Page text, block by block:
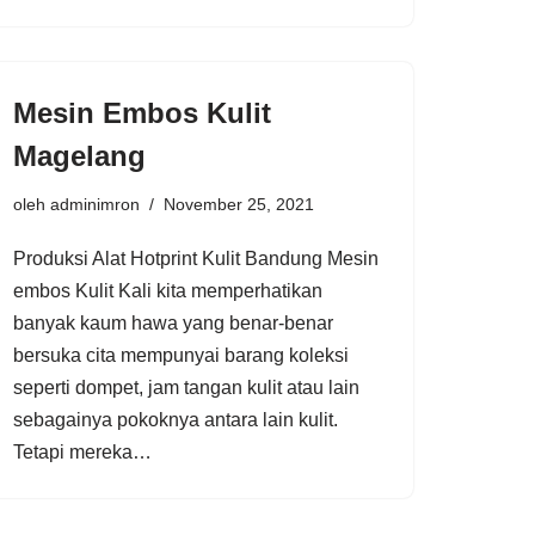
Mesin Embos Kulit
Magelang
oleh adminimron November 25, 2021
Produksi Alat Hotprint Kulit Bandung Mesin
embos Kulit Kali kita memperhatikan
banyak kaum hawa yang benar-benar
bersuka cita mempunyai barang koleksi
seperti dompet, jam tangan kulit atau lain
sebagainya pokoknya antara lain kulit.
Tetapi mereka…